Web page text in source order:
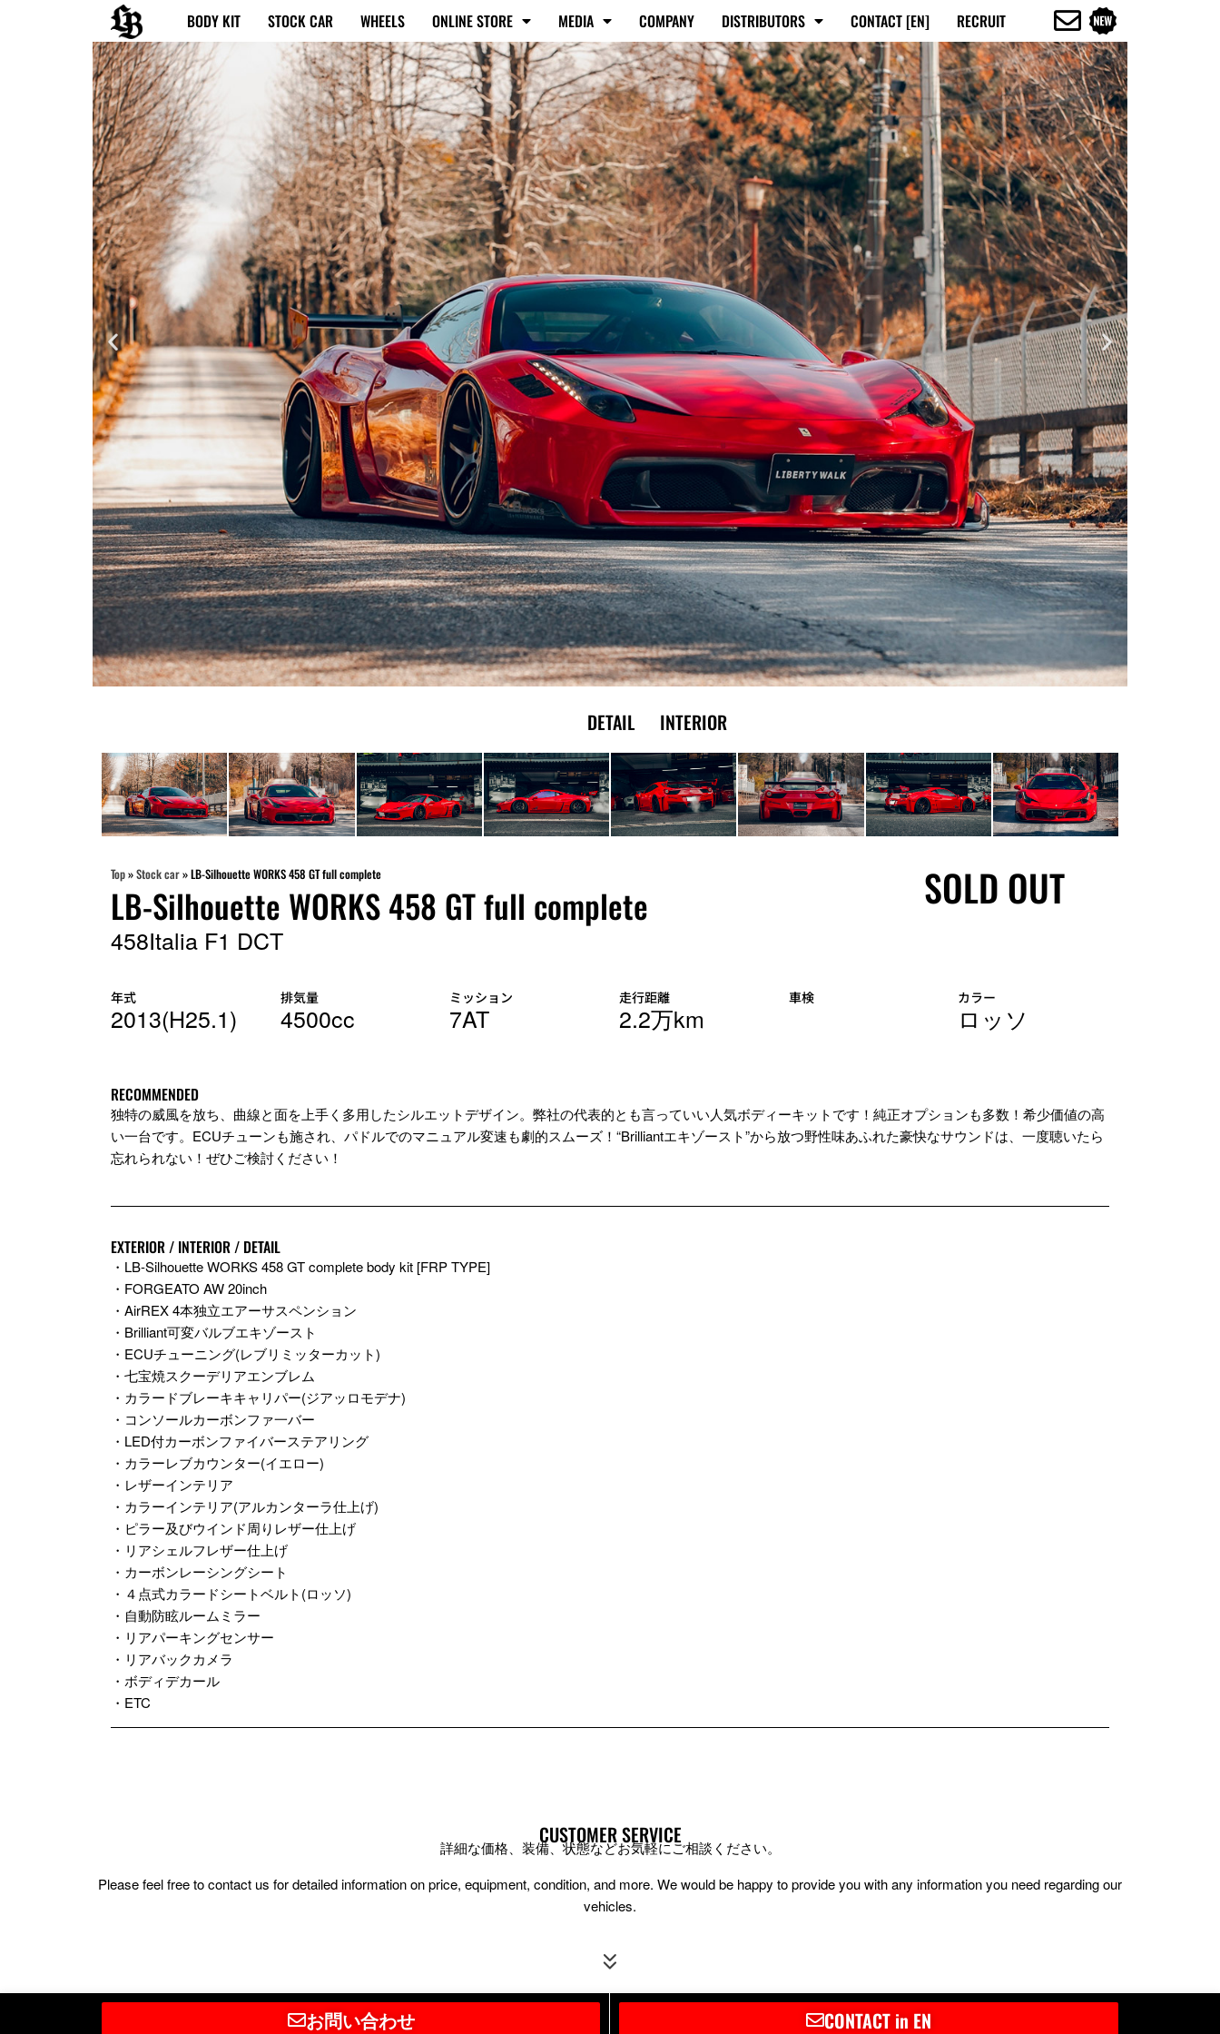
BODY KIT STOCK CAR WHEELS ONLINE STORE MEDIA COMPANY DISTRIBUTORS CONTACT [EN] RECRUIT
DETAIL INTERIOR
Top»Stock car»LB-Silhouette WORKS 458 GT full complete
LB-Silhouette WORKS 458 GT full complete
458Italia F1 DCT
SOLD OUT
年式
2013(H25.1)
排気量
4500cc
ミッション
7AT
走行距離
2.2万km
車検 カラー
ロッソ
RECOMMENDED
独特の威風を放ち、曲線と面を上手く多用したシルエットデザイン。弊社の代表的とも言っていい人気ボディーキットです！純正オプションも多数！希少価値の高
い一台です。ECUチューンも施され、パドルでのマニュアル変速も劇的スムーズ！“Brilliantエキゾースト”から放つ野性味あふれた豪快なサウンドは、一度聴いたら
忘れられない！ぜひご検討ください！
EXTERIOR / INTERIOR / DETAIL
・LB-Silhouette WORKS 458 GT complete body kit [FRP TYPE]
・FORGEATO AW 20inch
・AirREX 4本独立エアーサスペンション
・Brilliant可変バルブエキゾースト
・ECUチューニング(レブリミッターカット)
・七宝焼スクーデリアエンブレム
・カラードブレーキキャリパー(ジアッロモデナ)
・コンソールカーボンファ一バー
・LED付カーボンファイバーステアリング
・カラーレブカウンター(イエロー)
・レザーインテリア
・カラーインテリア(アルカンターラ仕上げ)
・ピラー及びウインド周りレザー仕上げ
・リアシェルフレザー仕上げ
・カーボンレーシングシート
・４点式カラードシートベルト(ロッソ)
・自動防眩ルームミラー
・リアパーキングセンサー
・リアバックカメラ
・ボディデカール
・ETC
CUSTOMER SERVICE
詳細な価格、装備、状態などお気軽にご相談ください。
Please feel free to contact us for detailed information on price, equipment, condition, and more. We would be happy to provide you with any information you need regarding our
vehicles.
お問い合わせ
CONTACT in EN